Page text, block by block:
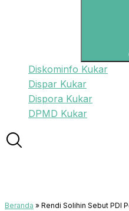
Diskominfo Kukar
Dispar Kukar
Dispora Kukar
DPMD Kukar
Beranda » Rendi Solihin Sebut PDI